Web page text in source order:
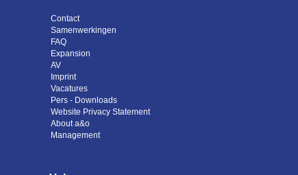
Contact
Samenwerkingen
FAQ
Expansion
AV
Imprint
Vacatures
Pers - Downloads
Website Privacy Statement
About a&o
Management